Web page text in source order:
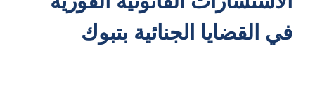
في القضايا الجنائية بتبوك